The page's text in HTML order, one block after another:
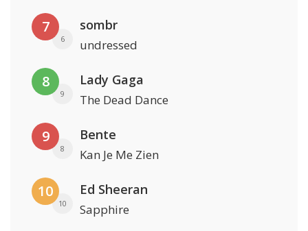
7
6
sombr
undressed
8
9
Lady Gaga
The Dead Dance
9
8
Bente
Kan Je Me Zien
10
10
Ed Sheeran
Sapphire